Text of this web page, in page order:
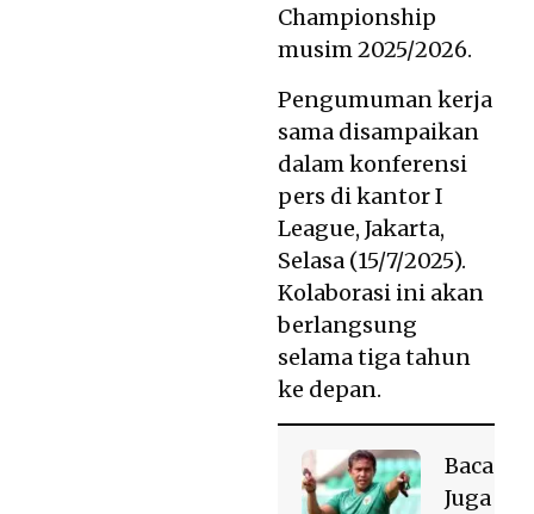
Championship
musim 2025/2026.
Pengumuman kerja
sama disampaikan
dalam konferensi
pers di kantor I
League, Jakarta,
Selasa (15/7/2025).
Kolaborasi ini akan
berlangsung
selama tiga tahun
ke depan.
Baca
Juga